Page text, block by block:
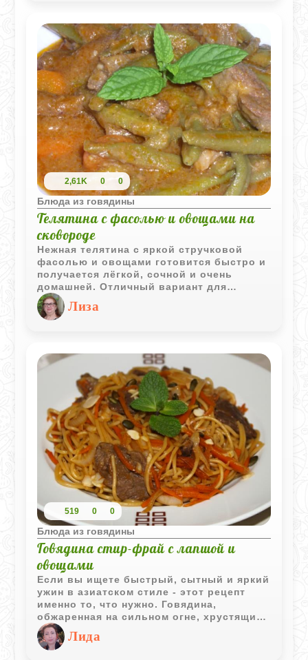
2,61K 0 0
Блюда из говядины
Телятина с фасолью и овощами на
сковороде
Нежная телятина с яркой стручковой
фасолью и овощами готовится быстро и
получается лёгкой, сочной и очень
домашней. Отличный вариант для
повседневного ужина без сложных
ингредиентов.
Лиза
519 0 0
Блюда из говядины
Говядина стир‑фрай с лапшой и
овощами
Если вы ищете быстрый, сытный и яркий
ужин в азиатском стиле - этот рецепт
именно то, что нужно. Говядина,
обжаренная на сильном огне, хрустящие
овощи и лапша в пикантно‑сладком соусе
создают гармонию вкусов, которая
напоминает китайский чоу мейн или
Лида